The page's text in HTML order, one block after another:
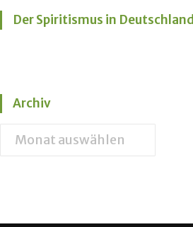
Der Spiritismus in Deutschland
Archiv
Archiv